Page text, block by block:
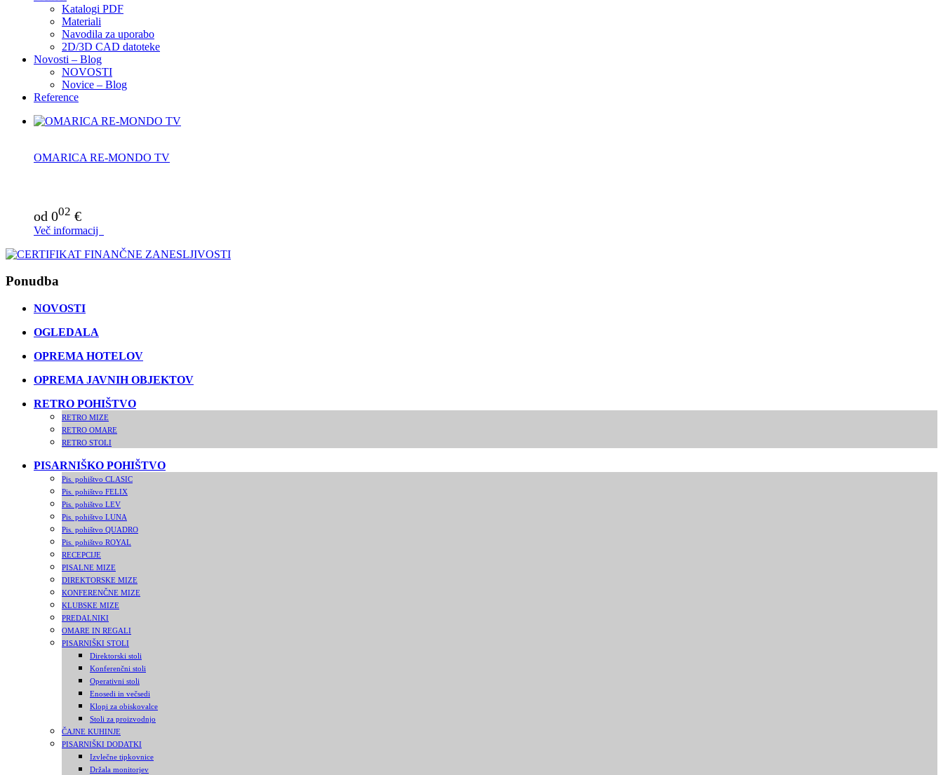
Katalogi PDF
Materiali
Navodila za uporabo
2D/3D CAD datoteke
Novosti – Blog
NOVOSTI
Novice – Blog
Reference
OMARICA RE-MONDO TV
od 002 €
Več informacij
Ponudba
NOVOSTI
OGLEDALA
OPREMA HOTELOV
OPREMA JAVNIH OBJEKTOV
RETRO POHIŠTVO
RETRO MIZE
RETRO OMARE
RETRO STOLI
PISARNIŠKO POHIŠTVO
Pis. pohištvo CLASIC
Pis. pohištvo FELIX
Pis. pohištvo LEV
Pis. pohištvo LUNA
Pis. pohištvo QUADRO
Pis. pohištvo ROYAL
RECEPCIJE
PISALNE MIZE
DIREKTORSKE MIZE
KONFERENČNE MIZE
KLUBSKE MIZE
PREDALNIKI
OMARE IN REGALI
PISARNIŠKI STOLI
Direktorski stoli
Konferenčni stoli
Operativni stoli
Enosedi in večsedi
Klopi za obiskovalce
Stoli za proizvodnjo
ČAJNE KUHINJE
PISARNIŠKI DODATKI
Izvlečne tipkovnice
Držala monitorjev